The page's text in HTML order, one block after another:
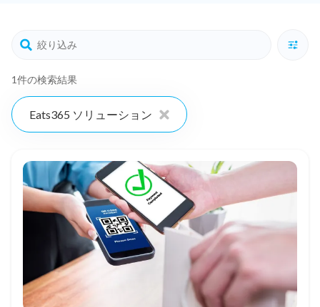
1件の検索結果
Eats365 ソリューション